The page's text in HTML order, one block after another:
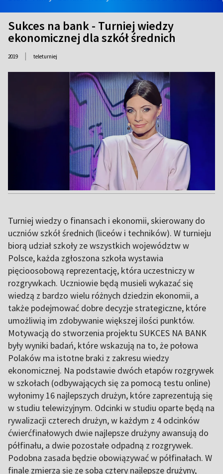
Sukces na bank - Turniej wiedzy
ekonomicznej dla szkół średnich
2019 | teleturniej
Turniej wiedzy o finansach i ekonomii, skierowany do
uczniów szkół średnich (liceów i techników). W turnieju
biorą udział szkoły ze wszystkich województw w
Polsce, każda zgłoszona szkoła wystawia
pięcioosobową reprezentację, która uczestniczy w
rozgrywkach. Uczniowie będą musieli wykazać się
wiedzą z bardzo wielu różnych dziedzin ekonomii, a
także podejmować dobre decyzje strategiczne, które
umożliwią im zdobywanie większej ilości punktów.
Motywacją do stworzenia projektu SUKCES NA BANK
były wyniki badań, które wskazują na to, że połowa
Polaków ma istotne braki z zakresu wiedzy
ekonomicznej. Na podstawie dwóch etapów rozgrywek
w szkołach (odbywających się za pomocą testu online)
wyłonimy 16 najlepszych drużyn, które zaprezentują się
w studiu telewizyjnym. Odcinki w studiu oparte będą na
rywalizacji czterech drużyn, w każdym z 4 odcinków
ćwierćfinałowych dwie najlepsze drużyny awansują do
półfinału, a dwie pozostałe odpadną z rozgrywek.
Podobna zasada będzie obowiązywać w półfinałach. W
finale zmierzą się ze sobą cztery najlepsze drużyny,